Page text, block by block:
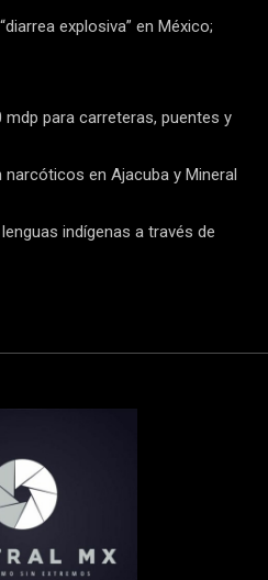
explosiva” en México;
para carreteras, puentes y
en Ajacuba y Mineral
indígenas a través de